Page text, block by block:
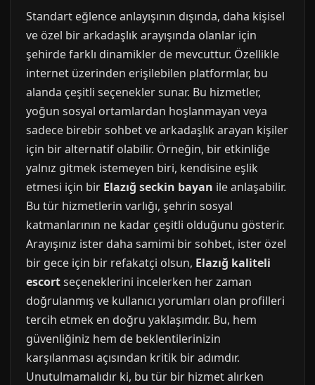
Standart eğlence anlayışının dışında, daha kişisel
ve özel bir arkadaşlık arayışında olanlar için
şehirde farklı dinamikler de mevcuttur. Özellikle
internet üzerinden erişilebilen platformlar, bu
alanda çeşitli seçenekler sunar. Bu hizmetler,
yoğun sosyal ortamlardan hoşlanmayan veya
sadece birebir sohbet ve arkadaşlık arayan kişiler
için bir alternatif olabilir. Örneğin, bir etkinliğe
yalnız gitmek istemeyen biri, kendisine eşlik
etmesi için bir Elazığ seckin bayan ile anlaşabilir.
Bu tür hizmetlerin varlığı, şehrin sosyal
katmanlarının ne kadar çeşitli olduğunu gösterir.
Arayışınız ister daha samimi bir sohbet, ister özel
bir gece için bir refakatçi olsun, Elazığ kaliteli
escortseçeneklerini incelerken her zaman
doğrulanmış ve kullanıcı yorumları olan profilleri
tercih etmek en doğru yaklaşımdır. Bu, hem
güvenliğiniz hem de beklentilerinizin
karşılanması açısından kritik bir adımdır.
Unutulmamalıdır ki, bu tür bir hizmet alırken